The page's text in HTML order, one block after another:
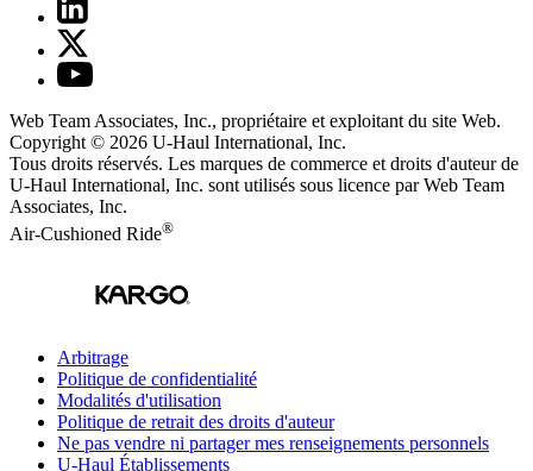
Web Team Associates, Inc., propriétaire et exploitant du site Web.
Copyright © 2026 U-Haul International, Inc.
Tous droits réservés. Les marques de commerce et droits d'auteur de
U-Haul International, Inc. sont utilisés sous licence par Web Team
Associates, Inc.
Air-Cushioned Ride®
Arbitrage
Politique de confidentialité
Modalités d'utilisation
Politique de retrait des droits d'auteur
Ne pas vendre ni partager mes renseignements personnels
U-Haul Établissements